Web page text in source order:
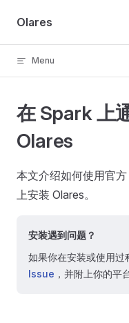
Skip to content
Olares
Menu
在 Spark 上
Olares
本文介绍如何使用官
上安装 Olares。
安装遇到问题？
如果你在安装或使用过
Issue ，并附上你的平